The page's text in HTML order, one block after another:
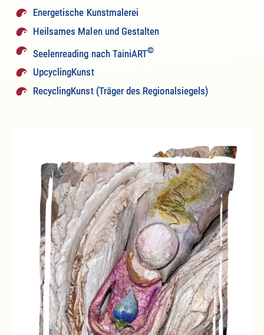
Energetische Kunstmalerei
Heilsames Malen und Gestalten
Seelenreading nach TainiART©
UpcyclingKunst
RecyclingKunst (Träger des Regionalsiegels)